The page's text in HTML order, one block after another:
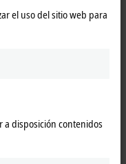
vídeo y ajustamos la
el contenido externo de
el uso del sitio web para
a disposición contenidos